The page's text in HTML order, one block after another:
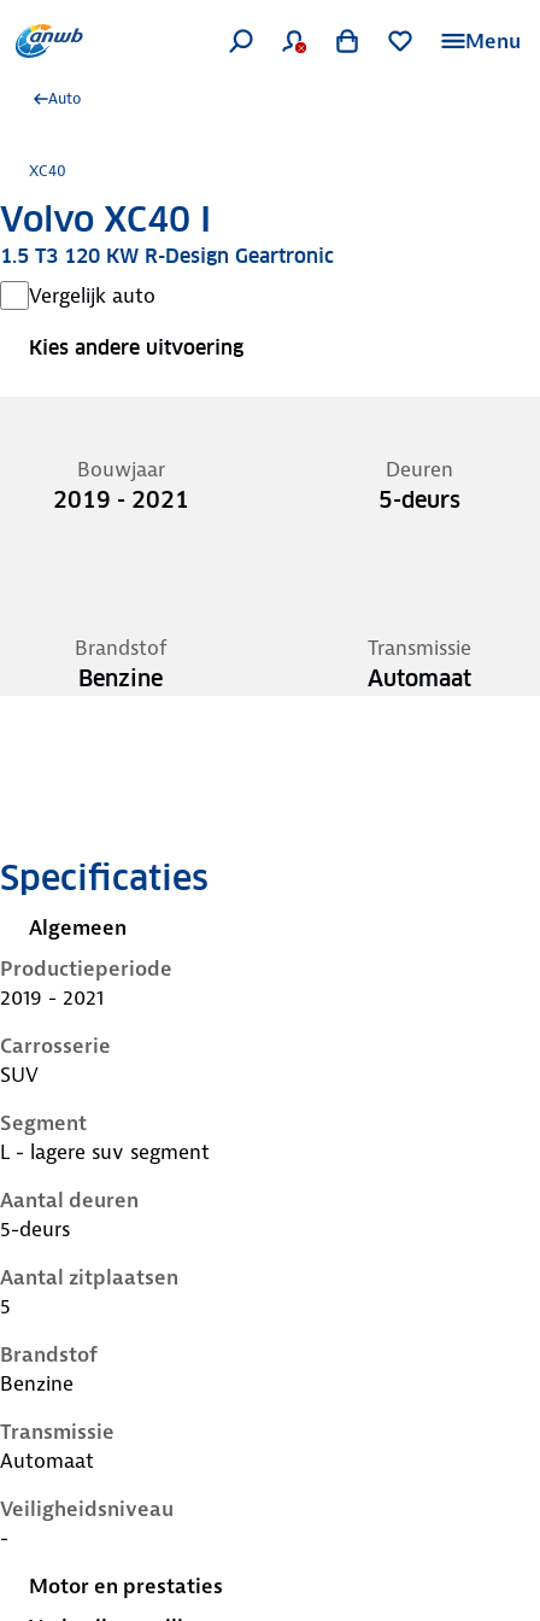
Menu
Auto
XC40
Volvo XC40 I
1.5 T3 120 KW R-Design Geartronic
Vergelijk auto
Kies andere uitvoering
Bouwjaar
2019 - 2021
Deuren
5-deurs
Brandstof
Benzine
Transmissie
Automaat
Specificaties
Algemeen
Productieperiode
2019 - 2021
Carrosserie
SUV
Segment
L - lagere suv segment
Aantal deuren
5-deurs
Aantal zitplaatsen
5
Brandstof
Benzine
Transmissie
Automaat
Veiligheidsniveau
-
Motor en prestaties